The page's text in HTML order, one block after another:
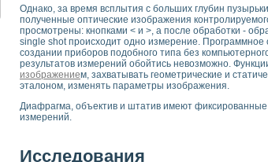
диагностики крови
дисперсных продуктов при обработке возмущениями
сверхпроводящим соленоидом с биквадрантным
экспериментальной физики на примере
выпадения осадка в реальном времени
цвета модели CIE L*a*b с использованием LabVIEW
характеристик солнечных элементов и
анализа в медицинской эндоскопии
программно - аппаратного комплекса NI - Motion
Однако, за время всплытия с больших глубин
полученные оптические изображения
просмотрены: кнопками < и >, а после обработки -
single shot происходит одно измерение.
создании приборов подобного типа без
результатов измерений обойтись невозможно.
изображением, захватывать геометрические и
эталоном, изменять параметры изображения.
Диафрагма, объектив и штатив имеют
измерений.
Исследования